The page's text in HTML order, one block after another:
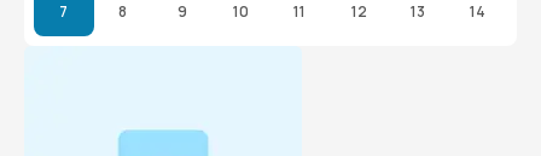
7 8 9 10 11 12 13 14